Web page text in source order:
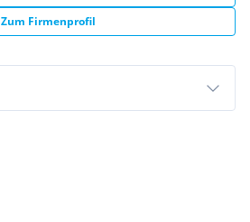
Zum Firmenprofil